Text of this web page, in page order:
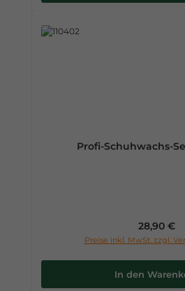
Profi-Schuhwachs-
Regulärer
28,90 €
Preise inkl. MwSt. zzgl.
In den